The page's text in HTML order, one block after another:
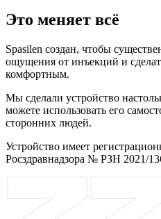
Это меняет всё
Spasilen создан, чтобы
ощущения от инъекций и
комфортным.
Мы сделали устройство
можете использовать его
сторонних людей.
Устройство имеет
Росздравнадзора № РЗН 2021/